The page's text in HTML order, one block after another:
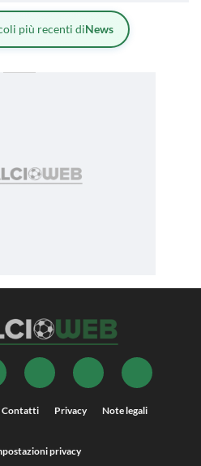
più recenti diNews
Contatti Privacy Note legali
privacy